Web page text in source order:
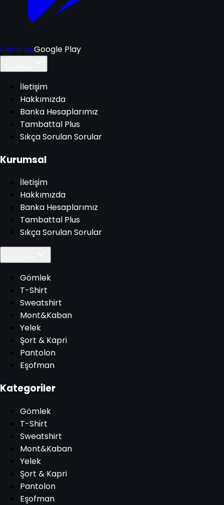
Get it onGoogle Play
İletişim
Hakkımızda
Banka Hesaplarımız
Tambattal Plus
Sıkça Sorulan Sorular
Kurumsal
İletişim
Hakkımızda
Banka Hesaplarımız
Tambattal Plus
Sıkça Sorulan Sorular
Gömlek
T-Shirt
Sweatshirt
Mont&Kaban
Yelek
Şort & Kapri
Pantolon
Eşofman
Kategoriler
Gömlek
T-Shirt
Sweatshirt
Mont&Kaban
Yelek
Şort & Kapri
Pantolon
Eşofman